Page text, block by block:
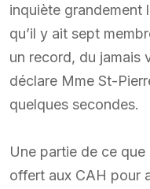
inquiète grandement
qu’il y ait sept
un record, du jamais
déclare Mme St-
quelques secondes.
Une partie de ce que
offert aux CAH pour